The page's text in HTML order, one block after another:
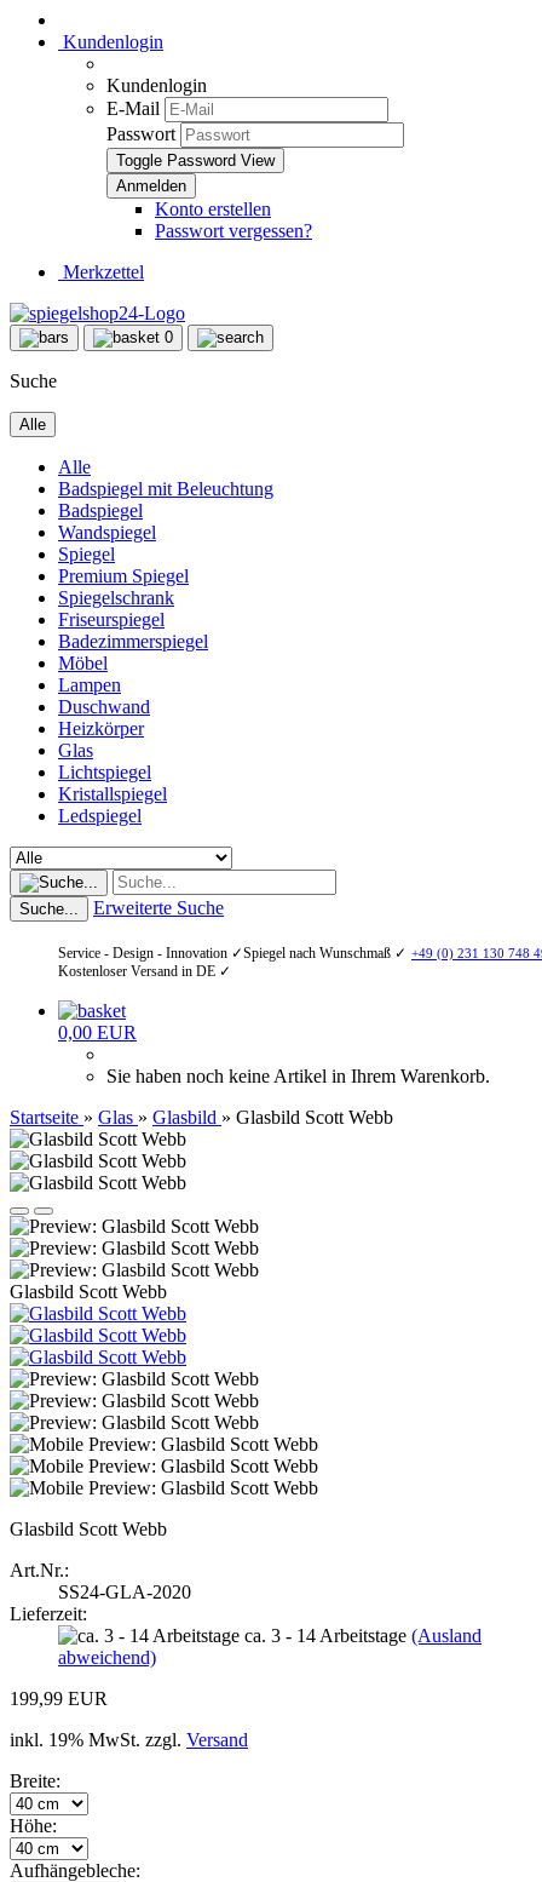
Kundenlogin
Kundenlogin
E-Mail
Passwort
Toggle Password View
Konto erstellen
Passwort vergessen?
Merkzettel
0
Suche
Alle
Alle
Badspiegel mit Beleuchtung
Badspiegel
Wandspiegel
Spiegel
Premium Spiegel
Spiegelschrank
Friseurspiegel
Badezimmerspiegel
Möbel
Lampen
Duschwand
Heizkörper
Glas
Lichtspiegel
Kristallspiegel
Ledspiegel
Suche... Erweiterte Suche
Service - Design - Innovation ✓Spiegel nach Wunschmaß ✓ +49 (0) 231 130 748
Kostenloser Versand in DE ✓
0,00 EUR
Sie haben noch keine Artikel in Ihrem Warenkorb.
Startseite » Glas » Glasbild » Glasbild Scott Webb
Glasbild Scott Webb
Glasbild Scott Webb
Art.Nr.:
SS24-GLA-2020
Lieferzeit:
ca. 3 - 14 Arbeitstage (Ausland
abweichend)
199,99 EUR
inkl. 19% MwSt. zzgl. Versand
Breite:
Höhe:
Aufhängebleche: